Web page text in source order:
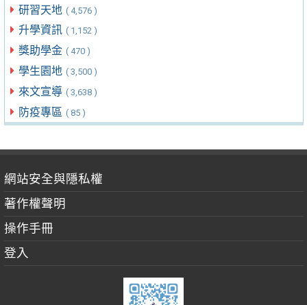
研習天地 ( 4,576 )
升學資訊 ( 1,152 )
獎助學金 ( 470 )
學生園地 ( 3,500 )
來文宣導 ( 3,638 )
防疫專區 ( 85 )
網站安全與隱私權
著作權聲明
操作手冊
登入